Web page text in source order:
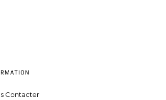
Contacter